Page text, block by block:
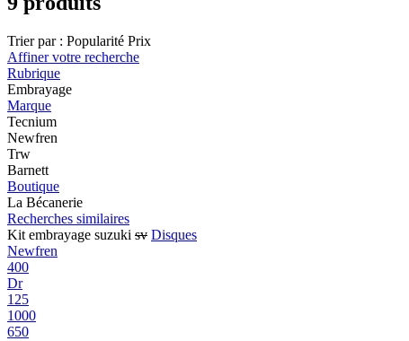
Trier par : Popularité Prix
Affiner votre recherche
Rubrique
Embrayage
Marque
Tecnium
Newfren
Trw
Barnett
Boutique
La Bécanerie
Recherches similaires
Kit embrayage suzuki sv Disques
Newfren
400
Dr
125
1000
650